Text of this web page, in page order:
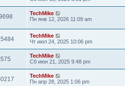
TechMike
Пн янв 12, 2026 11:09 am
TechMike
Чт июл 24, 2025 10:06 pm
TechMike
Сб июн 21, 2025 9:48 pm
TechMike
Пн апр 28, 2025 1:06 pm